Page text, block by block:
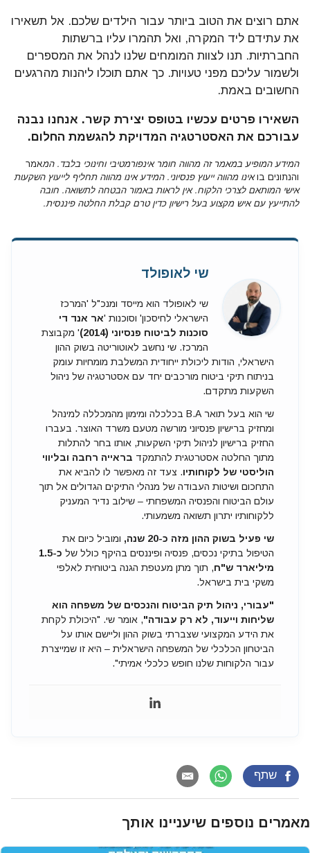
אתם רוצים את הטוב ביותר עבור הילדים שלכם. אל תשאירו
את עתידם ליד המקרה, ואל תהמרו עליו ברשתות
החברתיות. תנו לצוות המומחים שלנו לנהל את המספרים
ולשמור עליכם מפני טעויות. כך אתם תוכלו ליהנות מהרגעים
החשובים באמת.
השאירו פרטים עכשיו בטופס יצירת קשר. אנחנו נבנה
עבורכם את האסטרטגיה המדויקת להגשמת החלום.
המידע המופיע במאמר זה מהווה חומר אינפורמטיבי וחינוכי בלבד. המאמר
והנתונים בואינו מהווה ייעוץ פנסיוני. המידע אינו מהווה תחליף לייעוץ השקעות
אישי המותאם לצרכי הלקוח. אין לראות באמור הבטחה לתשואה. חובה
להתייעץ עם איש מקצוע בעל רישיון כדין טרם קבלת החלטה פיננסית.
שי לאופולד
שי לאופולד הוא מייסד ומנכ"ל 'המרכז
הישראלי לחיסכון' וסוכנות 'אר אנד די
סוכנות לביטוח פנסיוני (2014)
' מקבוצת
המרכז. שי נחשב לאוטוריטה בשוק ההון
הישראלי, הודות ליכולת ייחודית המשלבת מומחיות עומק
בניתוח תיקי ביטוח מורכבים יחד עם אסטרטגיה של ניהול
השקעות מתקדם.
שי הוא בעל תואר B.A בכלכלה ומימון מהמכללה למינהל
ומחזיק ברישיון פנסיוני מורשה מטעם משרד האוצר. בעברו
החזיק ברישיון לניהול תיקי השקעות, אותו בחר להתלות
מתוך החלטה אסטרטגית להתמקד בראייה רחבה ובליווי
הוליסטי של לקוחותיו. צעד זה מאפשר לו להביא את
התחכום ושיטות העבודה של מנהלי התיקים הגדולים אל תוך
עולם הביטוח והפנסיה המשפחתי – שילוב נדיר המעניק
ללקוחותיו יתרון תשואה משמעותי.
שי פעיל בשוק ההון מזה כ-20 שנה,
ומוביל כיום את
הטיפול בתיקי נכסים, פנסיה ופיננסים בהיקף כולל של
כ-1.5
מיליארד ש"ח, תוך מתן מעטפת הגנה ביטוחית לאלפי
משקי בית בישראל.
"עבורי, ניהול תיק הביטוח והנכסים של משפחה הוא
שליחות וייעוד, לא רק עבודה", אומר שי. "היכולת לקחת
את הידע המקצועי שצברתי בשוק ההון וליישם אותו על
הביטחון הכלכלי של המשפחה הישראלית – היא זו שמייצרת
עבור הלקוחות שלנו חופש כלכלי אמיתי".
שתף
מאמרים נוספים שיעניינו אותך